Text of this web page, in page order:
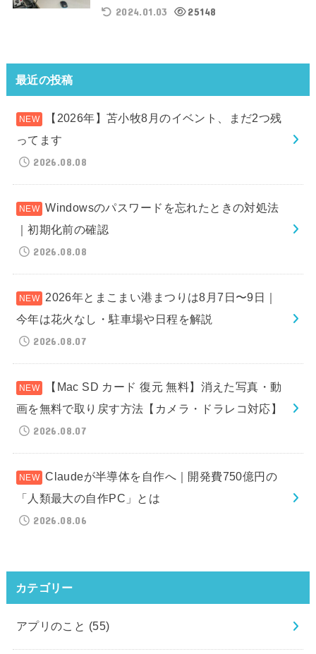
2024.01.03
25148
最近の投稿
【2026年】苫小牧8月のイベント、まだ2つ残
ってます
2026.08.08
Windowsのパスワードを忘れたときの対処法
｜初期化前の確認
2026.08.08
2026年とまこまい港まつりは8月7日〜9日｜
今年は花火なし・駐車場や日程を解説
2026.08.07
【Mac SD カード 復元 無料】消えた写真・動
画を無料で取り戻す方法【カメラ・ドラレコ対応】
2026.08.07
Claudeが半導体を自作へ｜開発費750億円の
「人類最大の自作PC」とは
2026.08.06
カテゴリー
アプリのこと (55)